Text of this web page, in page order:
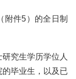
附件5）的全日制
究生学历学位人
毕业生，以及已